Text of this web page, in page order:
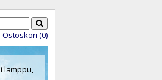
Ostoskori (0)
lamppu,